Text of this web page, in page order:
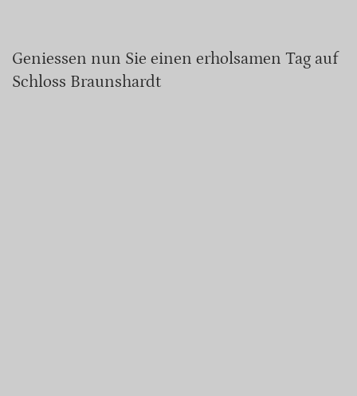
Geniessen nun Sie einen erholsamen Tag auf
Schloss Braunshardt